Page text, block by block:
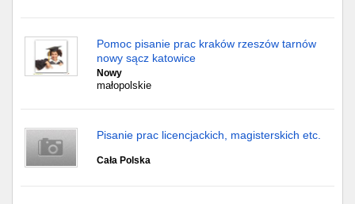
Pomoc pisanie prac kraków rzeszów tarnów
nowy sącz katowice
Nowy
małopolskie
Pisanie prac licencjackich, magisterskich etc.
Cała Polska